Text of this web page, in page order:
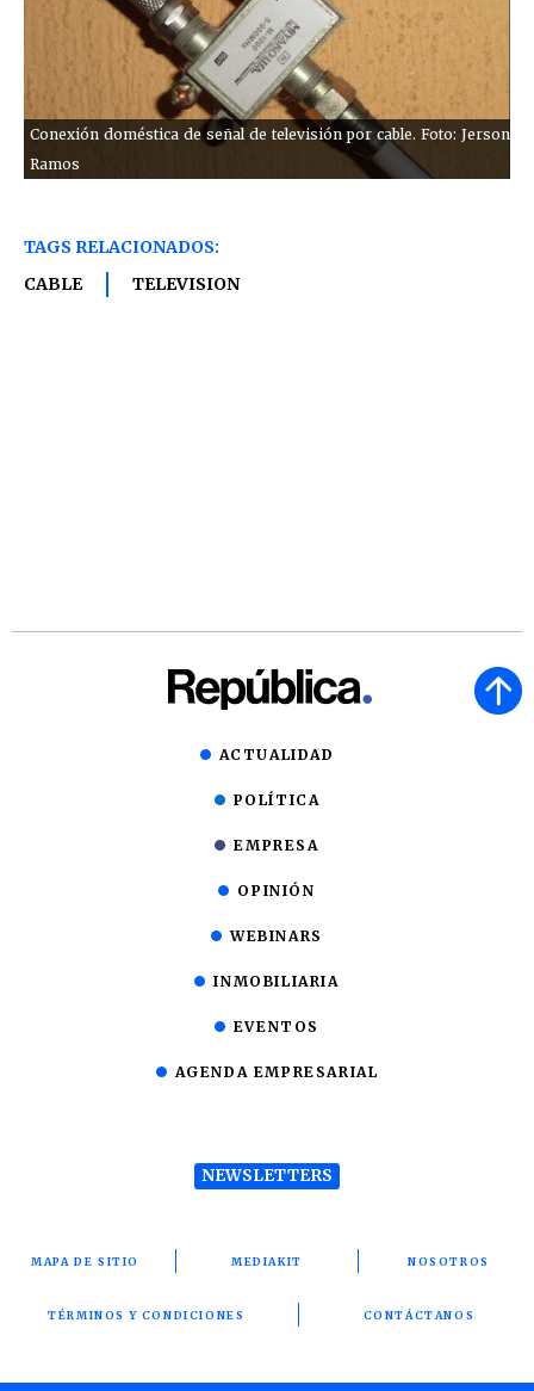
Conexión doméstica de señal de televisión por cable. Foto: Jerson
Ramos
TAGS RELACIONADOS:
CABLE
TELEVISION
ACTUALIDAD
POLÍTICA
EMPRESA
OPINIÓN
WEBINARS
INMOBILIARIA
EVENTOS
AGENDA EMPRESARIAL
NEWSLETTERS
MAPA DE SITIO MEDIAKIT NOSOTROS
TÉRMINOS Y CONDICIONES CONTÁCTANOS